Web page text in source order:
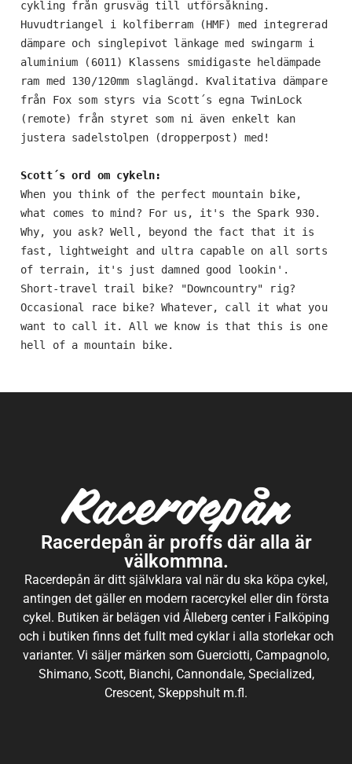
Shimano Deore CS-M6100-12 / 10-51 T
Vevparti
Shimano SLX FC-M7120-1 / Hollowtech 2 55mm CL / 32T
Syncros - Acros Angle adjust & Cable Routing HS System
+-0.6° head angle adjustment ZS56/28.6 – ZS56/40 MTB
Sadel
Syncros Tofino 2.0 Regular CRMO rails
Sadelstolpe
Syncros Duncan Dropper Post 2.0 31.6mm / S & M size
cykling från grusväg till utförsåkning.
Huvudtriangel i kolfiberram (HMF) med integrerad
dämpare och singlepivot länkage med swingarm i
aluminium (6011) Klassens smidigaste heldämpade
ram med 130/120mm slaglängd. Kvalitativa dämpare
från Fox som styrs via Scott´s egna TwinLock
(remote) från styret som ni även enkelt kan
justera sadelstolpen (dropperpost) med!
Scott´s ord om cykeln:
When you think of the perfect mountain bike,
what comes to mind? For us, it's the Spark 930.
Why, you ask? Well, beyond the fact that it is
fast, lightweight and ultra capable on all sorts
of terrain, it's just damned good lookin'.
Short-travel trail bike? "Downcountry" rig?
Occasional race bike? Whatever, call it what you
want to call it. All we know is that this is one
hell of a mountain bike.
Racerdepån är proffs där alla är
välkommna.
Racerdepån är ditt självklara val när du ska köpa cykel,
antingen det gäller en modern racercykel eller din första
cykel. Butiken är belägen vid Ålleberg center i Falköping
och i butiken finns det fullt med cyklar i alla storlekar och
varianter. Vi säljer märken som Guerciotti, Campagnolo,
Shimano, Scott, Bianchi, Cannondale, Specialized,
Crescent, Skeppshult m.fl.